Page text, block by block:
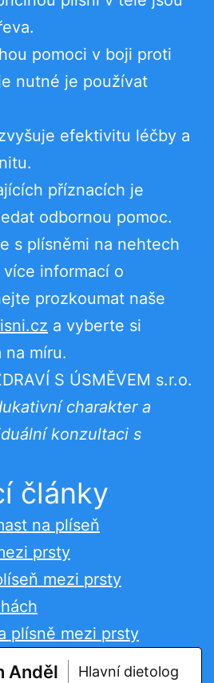
pomoci v boji proti
nutné je používat
efektivitu léčby a
příznacích je
odbornou pomoc.
s plísněmi na nehtech
informací o
prozkoumat naše
a vyberte si
míru.
S ÚSMĚVEM s.r.o.
charakter a
konzultaci s
články
na plíseň
prsty
mezi prsty
plísně mezi prsty
Anděl Hlavní dietolog